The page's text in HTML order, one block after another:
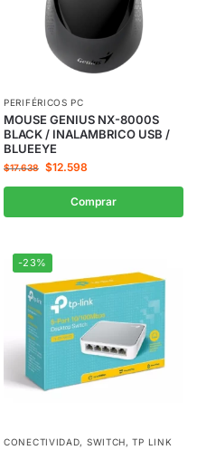
PERIFÉRICOS PC
MOUSE GENIUS NX-8000S
BLACK / INALAMBRICO USB /
BLUEEYE
$17.638 $12.598
Comprar
-23%
CONECTIVIDAD, SWITCH,TP LINK